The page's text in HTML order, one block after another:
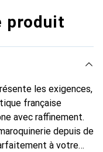
produit
les exigences,
française
avec raffinement.
depuis de
à votre